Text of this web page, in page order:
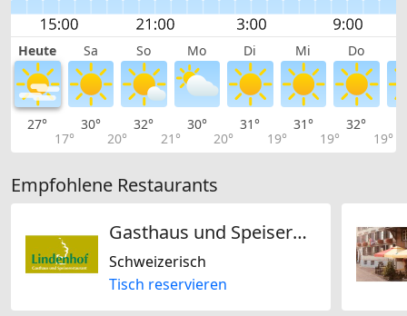
Heute Sa So Mo Di Mi Do
27°
17°
30°
20°
32°
21°
30°
20°
31°
19°
31°
19°
32°
19°
Empfohlene Restaurants
Gasthaus und Speiserestaurant Lindenhof
Schweizerisch
Tisch reservieren